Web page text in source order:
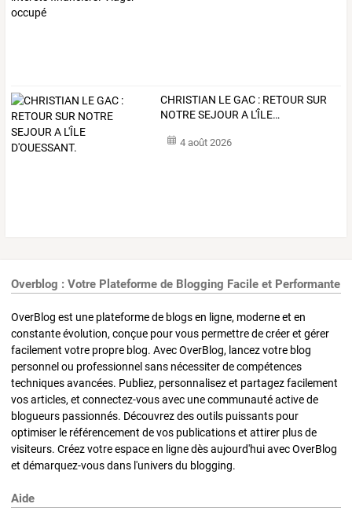
CHRISTIAN LEGAC : RETOUR SUR
NOTRESEJOUR A L'ÎLE…
4 août 2026
Overblog : Votre Plateforme de Blogging Facile et Performante
OverBlog est une plateforme de blogs en ligne, moderne et en
constante évolution, conçue pour vous permettre de créer et gérer
facilement votre propre blog. Avec OverBlog, lancez votre blog
personnel ou professionnel sans nécessiter de compétences
techniques avancées. Publiez, personnalisez et partagez facilement
vos articles, et connectez-vous avec une communauté active de
blogueurs passionnés. Découvrez des outils puissants pour
optimiser le référencement de vos publications et attirer plus de
visiteurs. Créez votre espace en ligne dès aujourd'hui avec OverBlog
et démarquez-vous dans l'univers du blogging.
Aide